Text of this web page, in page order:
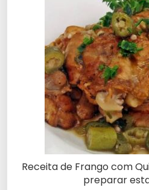
Receita de Frango com
preparar